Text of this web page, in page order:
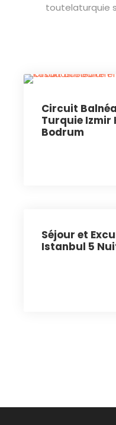
toutelaturquie
Circuit
Turquie Izmir
Bodrum
Séjour et
Istanbul 5